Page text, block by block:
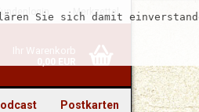
Merkzettel
Ihr Warenkorb
0,00 EUR
Sie sich damit
Postkarten